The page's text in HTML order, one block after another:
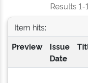
Results
Item hits:
Preview
Issue
Date